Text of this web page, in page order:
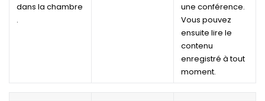
dans la chambre
.
une conférence.
Vous pouvez
ensuite lire le
contenu
enregistré à tout
moment.